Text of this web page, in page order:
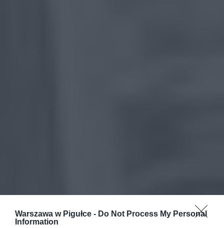
Warszawa w Pigułce - Do Not Process My Personal
Information